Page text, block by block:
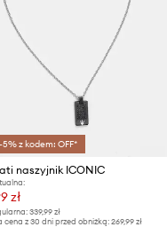
z kodem: OFF*
naszyjnik ICONIC
zł
339,99 zł
cena z 30 dni przed obniżką:269,99 zł